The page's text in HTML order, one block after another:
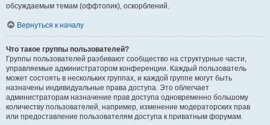
обсуждаемым темам (оффтопик), оскорблений.
Вернуться к началу
Что такое группы пользователей?
Группы пользователей разбивают сообщество на структурные части,
управляемые администратором конференции. Каждый пользователь
может состоять в нескольких группах, и каждой группе могут быть
назначены индивидуальные права доступа. Это облегчает
администраторам назначение прав доступа одновременно большому
количеству пользователей, например, изменение модераторских прав
или предоставление пользователям доступа к приватным форумам.